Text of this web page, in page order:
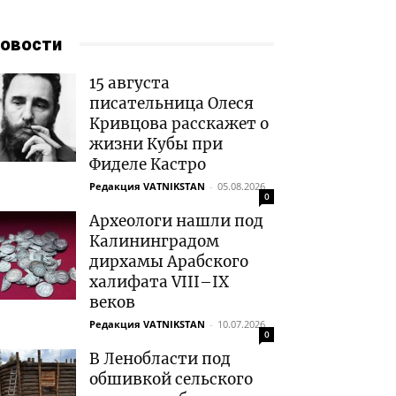
15 августа
писательница Олеся
Кривцова расскажет о
жизни Кубы при
Фиделе Кастро
Редакция VATNIKSTAN - 05.08.2026
0
Археологи нашли под
Калининградом
дирхамы Арабского
халифата VIII–IX
веков
Редакция VATNIKSTAN - 10.07.2026
0
В Ленобласти под
обшивкой сельского